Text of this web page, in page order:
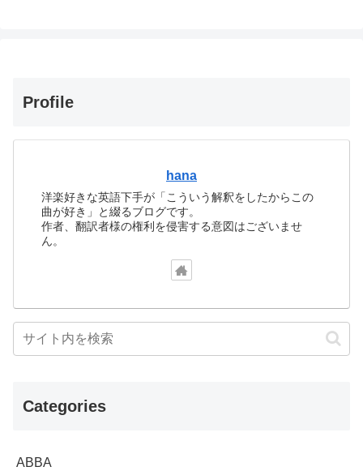
Profile
hana
洋楽好きな英語下手が「こういう解釈をしたからこの
曲が好き」と綴るブログです。
作者、翻訳者様の権利を侵害する意図はございませ
ん。
Categories
ABBA